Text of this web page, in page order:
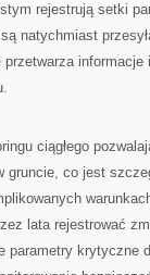
rejestrują setki
natychmiast
przetwarza
ciągłego
gruncie, co jest
lata rejestrować
parametry krytyczne